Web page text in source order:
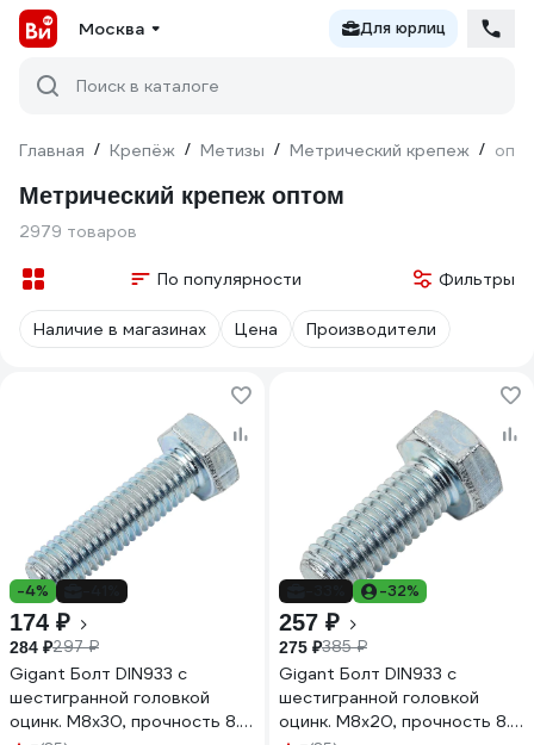
Москва Для юрлиц
Поиск в каталоге
Главная / Крепёж / Метизы / Метрический крепеж /
Метрический крепеж оптом
2979 товаров
По популярности Фильтры
Наличие в магазинах Цена Производители
-4%
174 ₽
284 ₽297 ₽
Gigant Болт DIN933 с
шестигранной головкой
оцинк. М8x30, прочность 8.8,
-32%
257 ₽
275 ₽385 ₽
Gigant Болт DIN933 с
шестигранной головкой
оцинк. М8x20, прочность 8.8,